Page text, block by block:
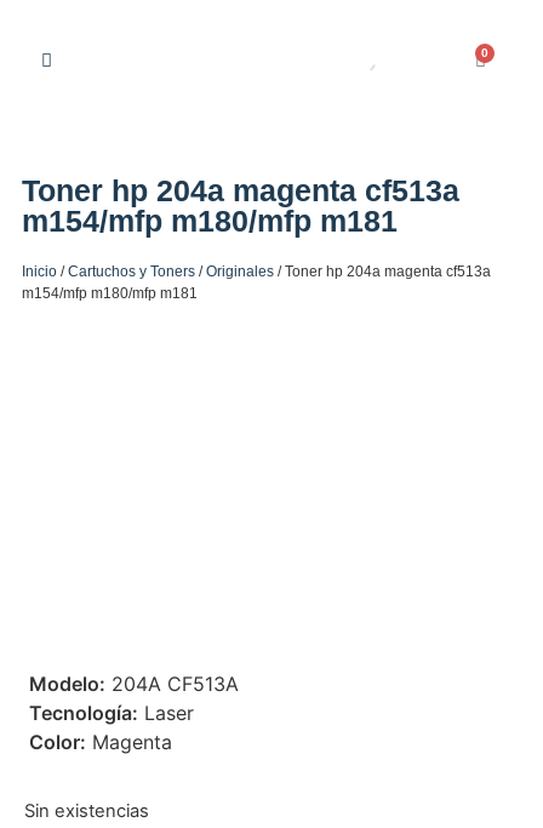
0
Toner hp 204a magenta cf513a
m154/mfp m180/mfp m181
Inicio /Cartuchos y Toners /Originales / Toner hp 204a magenta cf513a
m154/mfp m180/mfp m181
 Modelo: 204A CF513A
 Tecnología: Laser
 Color: Magenta
Sin existencias